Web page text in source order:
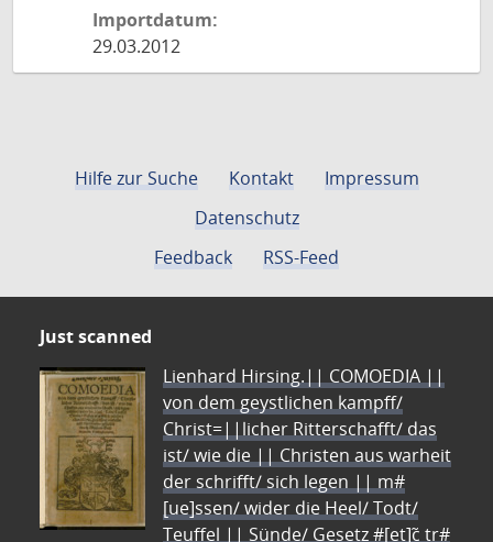
Importdatum:
29.03.2012
Hilfe zur Suche Kontakt
Impressum
Datenschutz
Feedback
RSS-Feed
Just scanned
Lienhard Hirsing.|| COMOEDIA ||
von dem geystlichen kampff/
Christ=||licher Ritterschafft/ das
ist/ wie die || Christen aus warheit
der schrifft/ sich legen || m#
[ue]ssen/ wider die Heel/ Todt/
Teuffel || Sünde/ Gesetz #[et]c̃ tr#